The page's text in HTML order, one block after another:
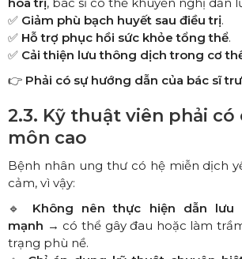
✅ Giảm phù bạch huyết sau điều trị.
✅ Hỗ trợ phục hồi sức khỏe tổng thể.
✅ Cải thiện lưu thông dịch trong cơ
👉 Phải có sự hướng dẫn của bác sĩ
2.3. Kỹ thuật viên phải có
môn cao
Bệnh nhân ung thư có hệ miễn dịch
cảm, vì vậy:
🔹 Không nên thực hiện dẫn lưu
mạnh → có thể gây đau hoặc làm
trạng phù nề.